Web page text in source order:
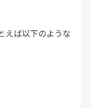
えば以下のような